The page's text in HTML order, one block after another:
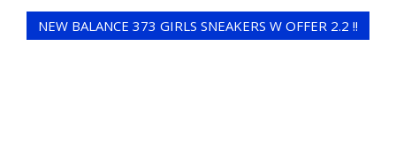
NEW BALANCE 373 GIRLS SNEAKERS W OFFER 2.2 !!